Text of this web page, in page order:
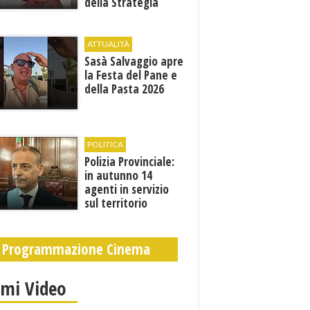
ATTUALITÀ
Sasà Salvaggio apre
la Festa del Pane e
della Pasta 2026
POLITICA
Polizia Provinciale:
in autunno 14
agenti in servizio
sul territorio
Programmazione Cinema
Video